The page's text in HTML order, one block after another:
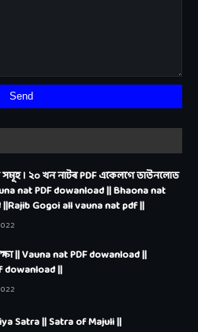
সমূহ । ২০ খন নাটৰ PDF একেলগে ডাউনলোড
nat PDF dowanload || Bhaona nat
Gogoi all vauna nat pdf ||
|| Vauna nat PDF dowanload ||
dowanload ||
Satra || Satra of Majuli ||